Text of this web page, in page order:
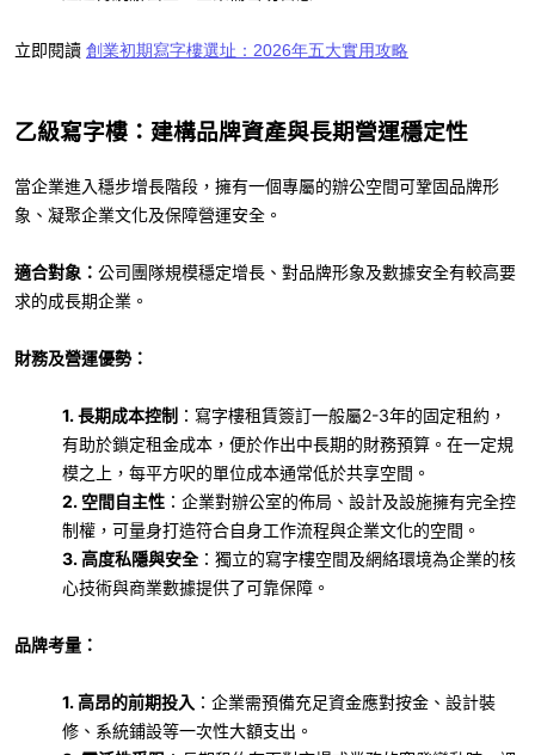
立即閱讀 創業初期寫字樓選址：2026年五大實用攻略
乙級寫字樓：建構品牌資產與長期營運穩定性
當企業進入穩步增長階段，擁有一個專屬的辦公空間可鞏固品牌形
象、凝聚企業文化及保障營運安全。
適合對象： 公司團隊規模穩定增長、對品牌形象及數據安全有較高要
求的成長期企業。
財務及營運優勢：
1. 長期成本控制 ：寫字樓租賃簽訂一般屬2-3年的固定租約，
有助於鎖定租金成本，便於作出中長期的財務預算。在一定規
模之上，每平方呎的單位成本通常低於共享空間。
2. 空間自主性 ：企業對辦公室的佈局、設計及設施擁有完全控
制權，可量身打造符合自身工作流程與企業文化的空間。
3. 高度私隱與安全 ：獨立的寫字樓空間及網絡環境為企業的核
心技術與商業數據提供了可靠保障。
品牌考量：
1. 高昂的前期投入 ：企業需預備充足資金應對按金、設計裝
修、系統鋪設等一次性大額支出。